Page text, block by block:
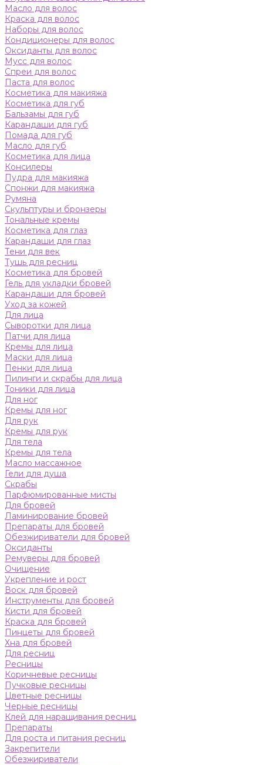
Масло для волос
Краска для волос
Наборы для волос
Кондиционеры для волос
Оксиданты для волос
Мусс для волос
Спреи для волос
Паста для волос
Косметика для макияжа
Косметика для губ
Бальзамы для губ
Карандаши для губ
Помада для губ
Масло для губ
Косметика для лица
Консилеры
Пудра для макияжа
Спонжи для макияжа
Румяна
Скульптуры и бронзеры
Тональные кремы
Косметика для глаз
Карандаши для глаз
Тени для век
Тушь для ресниц
Косметика для бровей
Гель для укладки бровей
Карандаши для бровей
Уход за кожей
Для лица
Сыворотки для лица
Патчи для лица
Кремы для лица
Маски для лица
Пенки для лица
Пилинги и скрабы для лица
Тоники для лица
Для ног
Кремы для ног
Для рук
Кремы для рук
Для тела
Кремы для тела
Масло массажное
Гели для душа
Скрабы
Парфюмированные мисты
Для бровей
Ламинирование бровей
Препараты для бровей
Обезжириватели для бровей
Оксиданты
Ремуверы для бровей
Очищение
Укрепление и рост
Воск для бровей
Инструменты для бровей
Кисти для бровей
Краска для бровей
Пинцеты для бровей
Хна для бровей
Для ресниц
Ресницы
Коричневые ресницы
Пучковые ресницы
Цветные ресницы
Черные ресницы
Клей для наращивания ресниц
Препараты
Для роста и питания ресниц
Закрепители
Обезжириватели